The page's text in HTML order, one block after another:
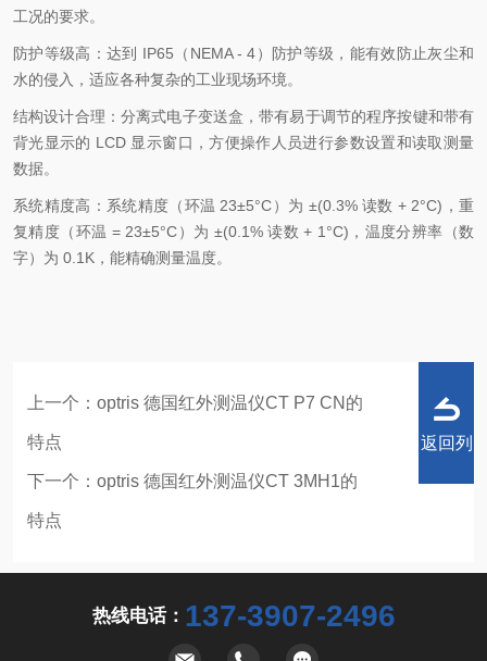
工况的要求。
防护等级高：达到 IP65（NEMA - 4）防护等级，能有效防止灰尘和
水的侵入，适应各种复杂的工业现场环境。
结构设计合理：分离式电子变送盒，带有易于调节的程序按键和带有
背光显示的 LCD 显示窗口，方便操作人员进行参数设置和读取测量
数据。
系统精度高：系统精度（环温 23±5°C）为 ±(0.3% 读数 + 2°C)，重
复精度（环温 = 23±5°C）为 ±(0.1% 读数 + 1°C)，温度分辨率（数
字）为 0.1K，能精确测量温度。
上一个： optris 德国红外测温仪CT P7 CN的
特点
下一个： optris 德国红外测温仪CT 3MH1的
特点
返回列
热线电话： 137-3907-2496